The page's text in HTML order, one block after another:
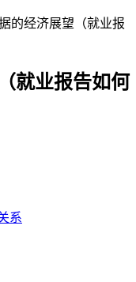
的经济展望（就业报
就业报告如何
系